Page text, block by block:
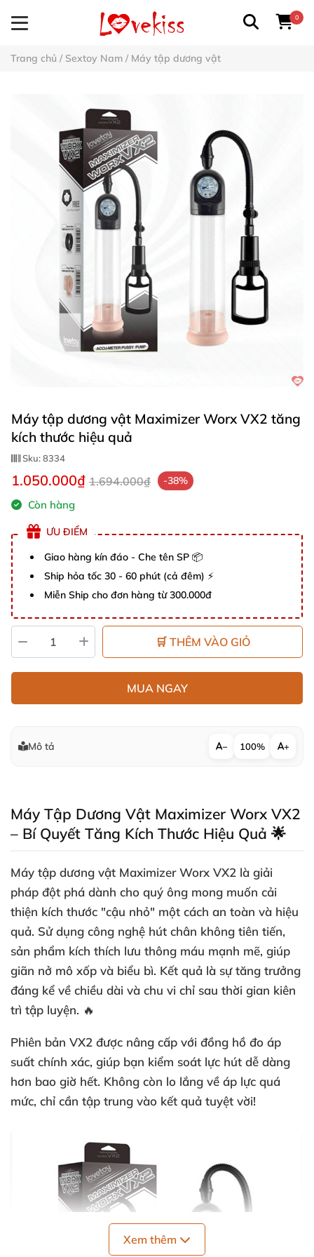
0
Trang chủ / Sextoy Nam / Máy tập dương vật
Máy tập dương vật Maximizer Worx VX2 tăng
kích thước hiệu quả
Sku:8334
1.050.000₫ 1.694.000₫ -38%
Còn hàng
ƯU ĐIỂM
Giao hàng kín đáo - Che tên SP 📦
Ship hỏa tốc 30 - 60 phút (cả đêm) ⚡
Miễn Ship cho đơn hàng từ 300.000đ
🛒 THÊM VÀO GIỎ
MUA NGAY
Mô tả − 100% +
Máy Tập Dương Vật Maximizer Worx VX2
– Bí Quyết Tăng Kích Thước Hiệu Quả 🌟
Máy tập dương vật Maximizer Worx VX2 là giải
pháp đột phá dành cho quý ông mong muốn cải
thiện kích thước "cậu nhỏ" một cách an toàn và hiệu
quả. Sử dụng công nghệ hút chân không tiên tiến,
sản phẩm kích thích lưu thông máu mạnh mẽ, giúp
giãn nở mô xốp và biểu bì. Kết quả là sự tăng trưởng
đáng kể về chiều dài và chu vi chỉ sau thời gian kiên
trì tập luyện. 🔥
Phiên bản VX2 được nâng cấp với đồng hồ đo áp
suất chính xác, giúp bạn kiểm soát lực hút dễ dàng
hơn bao giờ hết. Không còn lo lắng về áp lực quá
mức, chỉ cần tập trung vào kết quả tuyệt vời!
Xem thêm